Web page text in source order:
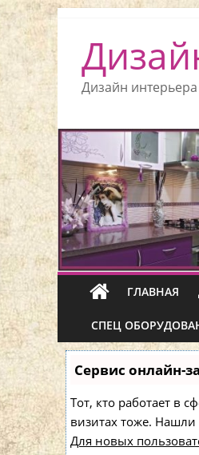
Дизайн интерьера
ГЛАВНАЯ
СПЕЦ
Сервис онлайн-
Тот, кто работает в
визитах тоже.
Для новых